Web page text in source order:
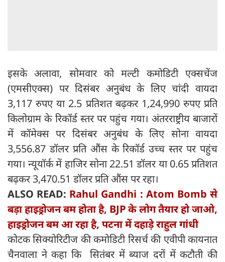
इसके अलावा, सोमवार को मल्टी कमोडिटी एक्सचेंज
(एमसीएक्स) पर दिसंबर अनुबंध के लिए चांदी वायदा
3,117 रुपए या 2.5 प्रतिशत बढ़कर 1,24,990 रुपए प्रति
किलोग्राम के रिकॉर्ड स्तर पर पहुंच गया। अंतरराष्ट्रीय बाजारों
में कॉमेक्स पर दिसंबर अनुबंध के लिए सोना वायदा
3,556.87 डॉलर प्रति औंस के रिकॉर्ड उच्च स्तर पर पहुंच
गया। न्यूयॉर्क में हाजिर सोना 22.51 डॉलर या 0.65 प्रतिशत
बढ़कर 3,470.51 डॉलर प्रति औंस पर रहा।
ALSO READ: Rahul Gandhi : Atom Bomb से
बड़ा हाइड्रोजन बम होता है, BJP के लोग तैयार हो जाओ,
हाइड्रोजन बम आ रहा है, पटना में दहाड़े राहुल गांधी
कोटक सिक्योरिटीज की कमोडिटी रिसर्च की एवीपी कायनात
चैनवाला ने कहा कि सितंबर में ब्याज दरों में कटौती की